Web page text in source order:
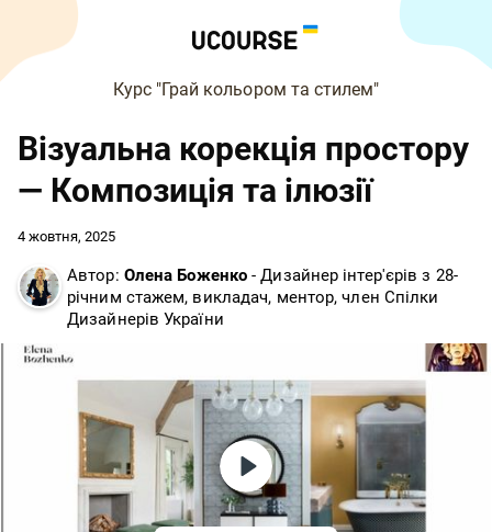
Курс "Грай кольором та стилем"
Візуальна корекція простору
— Композиція та ілюзії
4 жовтня, 2025
Автор: Олена Боженко - Дизайнер інтер'єрів з 28-
річним стажем, викладач, ментор, член Спілки
Дизайнерів України